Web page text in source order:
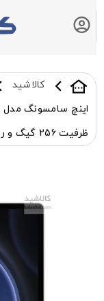
کالاشید
ظرفیت 256 گیگ و رم 12 گیگ